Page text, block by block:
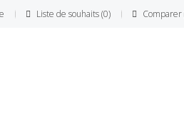
Liste de souhaits 0 Comparer